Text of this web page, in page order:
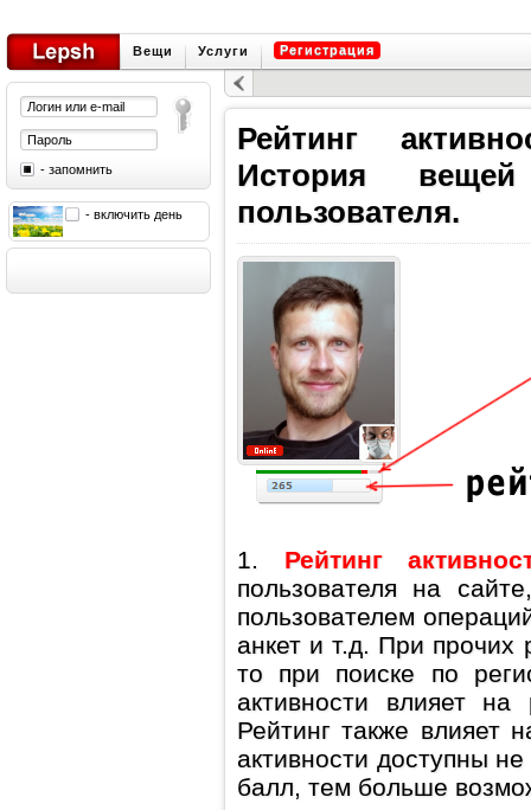
Вещи Услуги Регистрация
Рейтинг
История
пользователя.
1. Рейтинг
пользователя на
пользователем
анкет и т.д. При прочих
то при поиске по
активности влияет
Рейтинг также влияет
активности доступны
балл, тем больше
- запомнить
- включить день